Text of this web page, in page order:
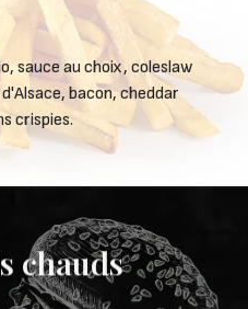
sauce au choix, coleslaw
bacon, cheddar
crispies.
chauds